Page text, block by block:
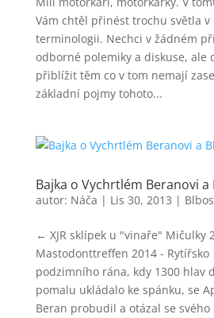
Vám chtěl přinést trochu světla v
terminologii. Nechci v žádném
odborné polemiky a diskuse, ale
přiblížit těm co v tom nemají
základní pojmy tohoto...
Bajka o Vychrtlém Beranovi a
autor: Náča | Lis 30, 2013 |
← XJR sklípek u "vinaře" Mičulky
Mastodonttreffen 2014 -
podzimního rána, kdy 1300 hlav
pomalu ukládalo ke spánku, se
Beran probudil a otázal se